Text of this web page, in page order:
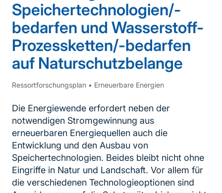
Speichertechnologien/-
bedarfen und Wasserstoff-
Prozessketten/-bedarfen
auf Naturschutzbelange
Ressortforschungsplan • Erneuerbare Energien
Die Energiewende erfordert neben der
notwendigen Stromgewinnung aus
erneuerbaren Energiequellen auch die
Entwicklung und den Ausbau von
Speichertechnologien. Beides bleibt nicht ohne
Eingriffe in Natur und Landschaft. Vor allem für
die verschiedenen Technologieoptionen sind